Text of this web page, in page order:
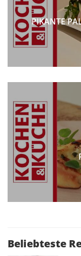
PIKANTE
Beliebteste